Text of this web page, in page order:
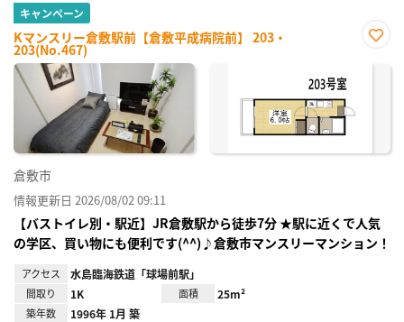
キャンペーン
Kマンスリー倉敷駅前【倉敷平成病院前】 203・
203(No.467)
に入
倉敷市
情報更新日 2026/08/02 09:11
【バストイレ別・駅近】JR倉敷駅から徒歩7分 ★駅に近くで人気
の学区、買い物にも便利です(^^)♪倉敷市マンスリーマンション！
アクセス 水島臨海鉄道「球場前駅」
間取り 1K 面積 25m²
築年数 1996年 1月 築